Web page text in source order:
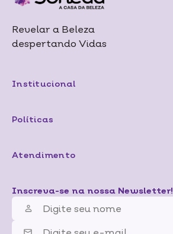
Revelar a Beleza
despertando Vidas
Institucional
Políticas
Atendimento
Inscreva-se na nossa Newsletter!